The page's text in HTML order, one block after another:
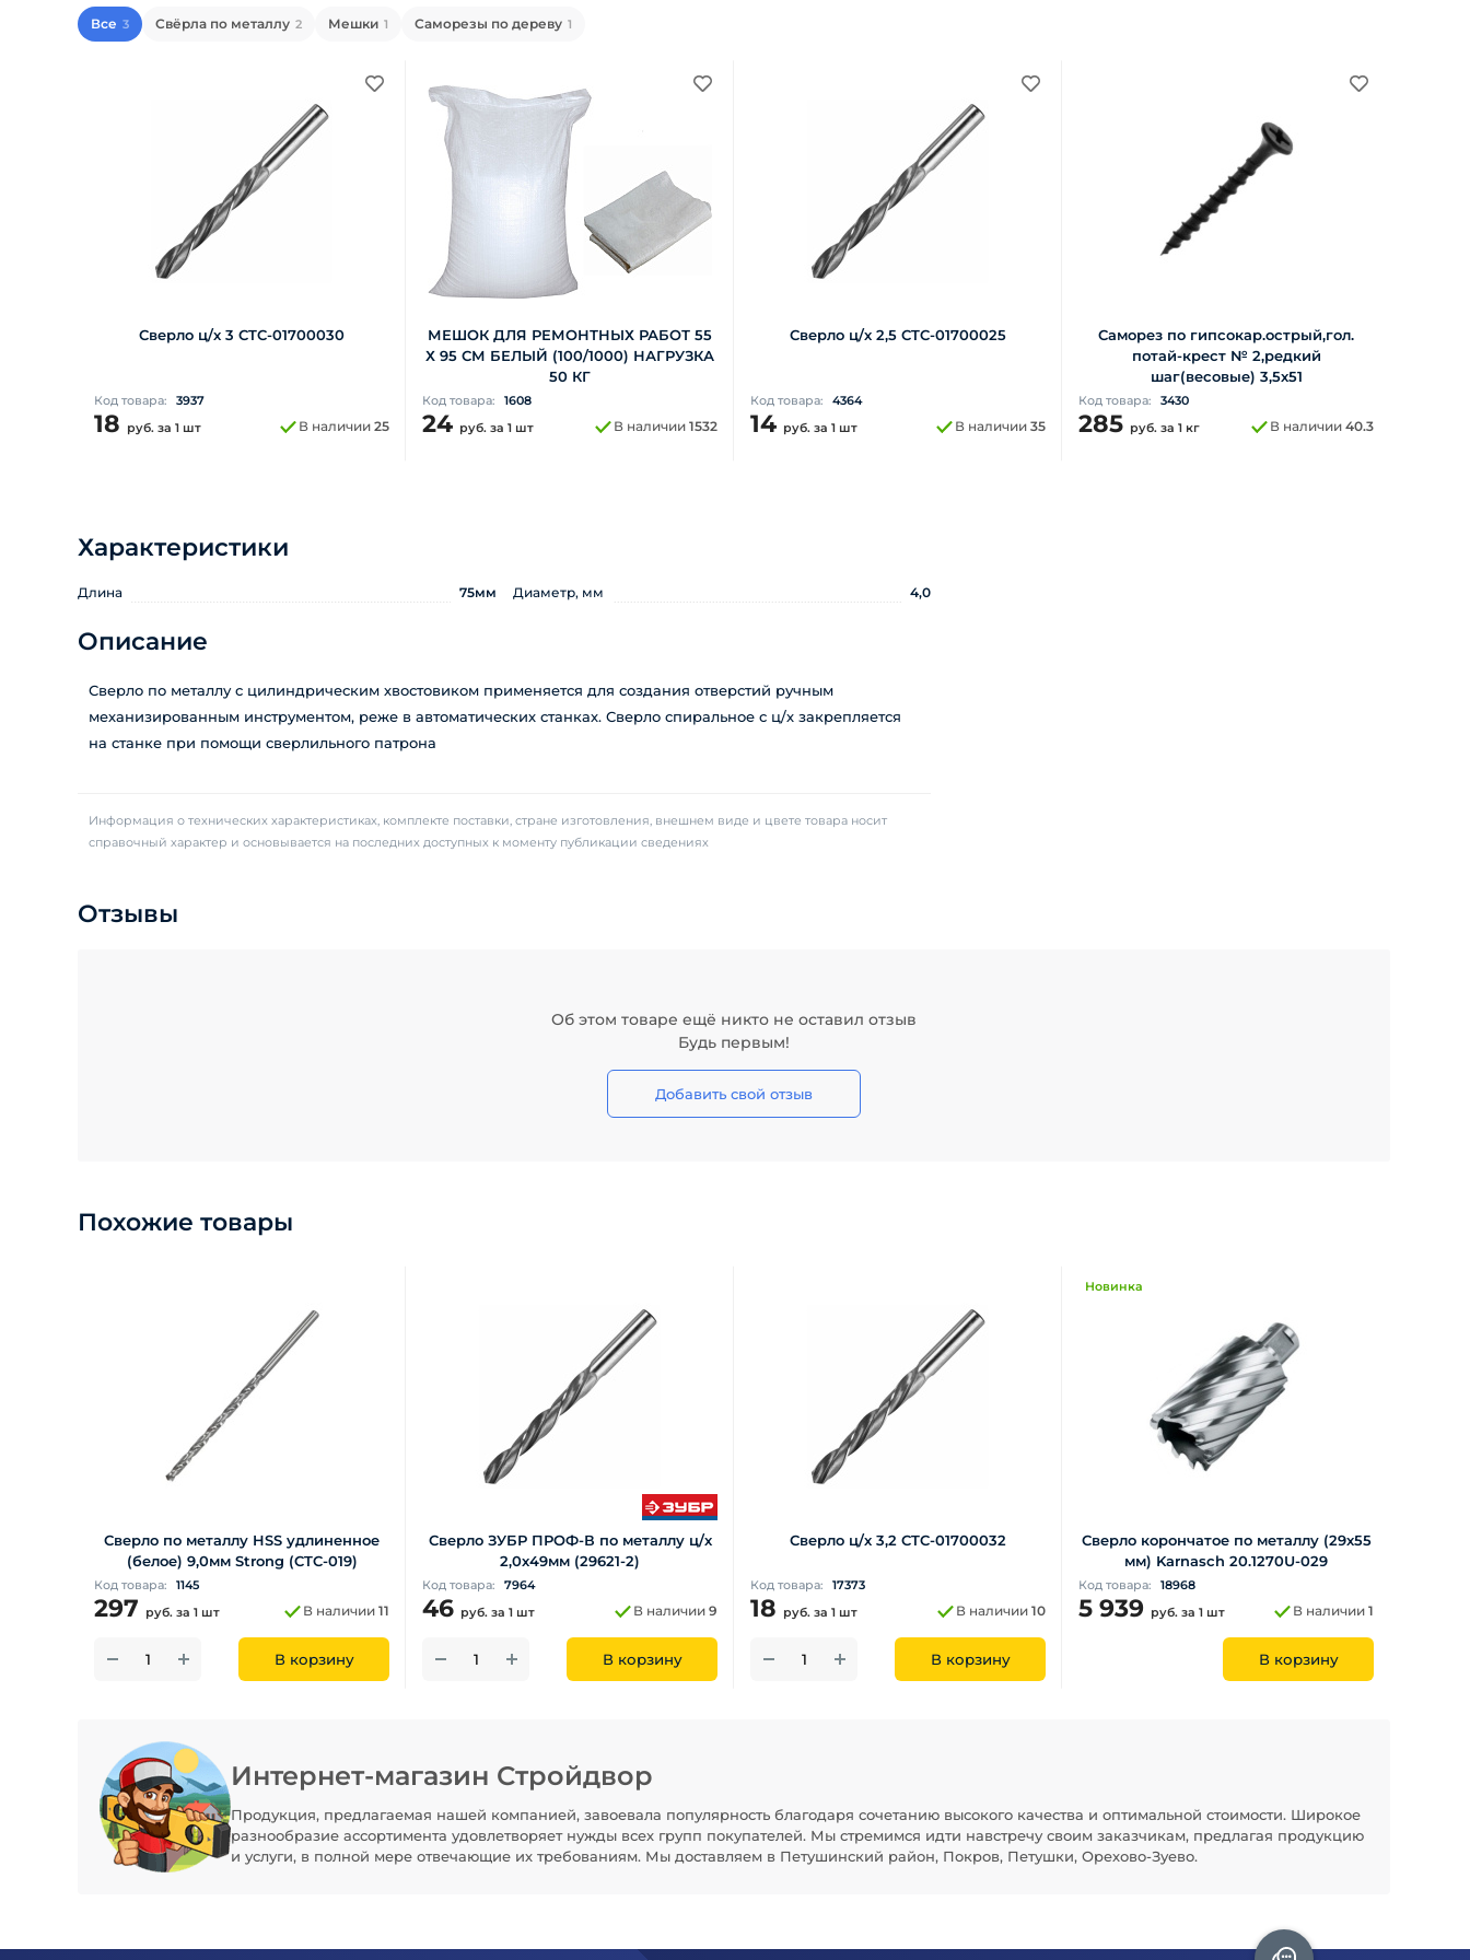
Все 3 Свёрла по металлу 2 Мешки 1 Саморезы по дереву 1
Сверло ц/х 3 СTC-01700030
Код товара: 3937
18 руб. за 1 шт В наличии 25
МЕШОК ДЛЯ РЕМОНТНЫХ РАБОТ 55
Х 95 СМ БЕЛЫЙ (100/1000) НАГРУЗКА
50 КГ
Код товара: 1608
24 руб. за 1 шт В наличии 1532
Сверло ц/х 2,5 СTC-01700025
Код товара: 4364
14 руб. за 1 шт В наличии 35
Саморез по гипсокар.острый,гол.
потай-крест № 2,редкий
шаг(весовые) 3,5х51
Код товара: 3430
285 руб. за 1 кг В наличии 40.3
Характеристики
Длина 75мм Диаметр, мм 4,0
Описание
Сверло по металлу с цилиндрическим хвостовиком применяется для создания отверстий ручным
механизированным инструментом, реже в автоматических станках. Сверло спиральное с ц/х закрепляется
на станке при помощи сверлильного патрона
Информация о технических характеристиках, комплекте поставки, стране изготовления, внешнем виде и цвете товара носит
справочный характер и основывается на последних доступных к моменту публикации сведениях
Отзывы
Об этом товаре ещё никто не оставил отзыв
Будь первым!
Добавить свой отзыв
Похожие товары
Сверло по металлу HSS удлиненное
(белое) 9,0мм Strong (CTC-019)
Код товара: 1145
297 руб. за 1 шт В наличии 11
В корзину
Сверло ЗУБР ПРОФ-В по металлу ц/х
2,0х49мм (29621-2)
Код товара: 7964
46 руб. за 1 шт В наличии 9
В корзину
Сверло ц/х 3,2 СTC-01700032
Код товара: 17373
18 руб. за 1 шт В наличии 10
В корзину
Новинка
Сверло корончатое по металлу (29х55
мм) Karnasch 20.1270U-029
Код товара: 18968
5 939 руб. за 1 шт В наличии 1
В корзину
Интернет-магазин Стройдвор
Продукция, предлагаемая нашей компанией, завоевала популярность благодаря сочетанию высокого качества и оптимальной стоимости. Широкое
разнообразие ассортимента удовлетворяет нужды всех групп покупателей. Мы стремимся идти навстречу своим заказчикам, предлагая продукцию
и услуги, в полной мере отвечающие их требованиям. Мы доставляем в Петушинский район, Покров, Петушки, Орехово-Зуево.